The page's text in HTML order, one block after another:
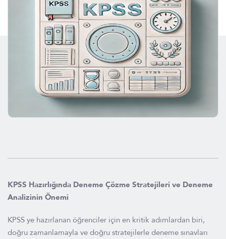
KPSS Hazırlığında Deneme Çözme Stratejileri ve Deneme
Analizinin Önemi
KPSS ye hazırlanan öğrenciler için en kritik adımlardan biri,
doğru zamanlamayla ve doğru stratejilerle deneme sınavları